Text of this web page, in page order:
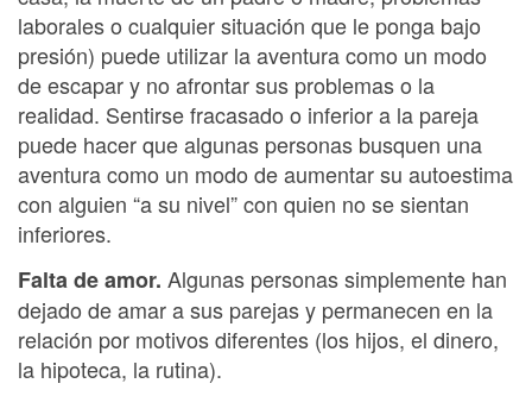
laborales o cualquier situación que le ponga bajo
presión) puede utilizar la aventura como un modo
de escapar y no afrontar sus problemas o la
realidad. Sentirse fracasado o inferior a la pareja
puede hacer que algunas personas busquen una
aventura como un modo de aumentar su autoestima
con alguien “a su nivel” con quien no se sientan
inferiores.
Falta de amor. Algunas personas simplemente han
dejado de amar a sus parejas y permanecen en la
relación por motivos diferentes (los hijos, el dinero,
la hipoteca, la rutina).